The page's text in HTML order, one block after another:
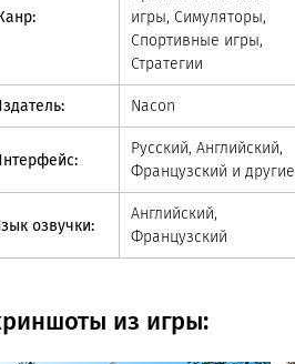
игры, Симуляторы,
Спортивные игры,
Стратегии
Nacon
Русский, Английский,
Французский и другие
озвучки:
Английский,
Французский
из игры: